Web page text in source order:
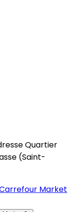
Quartier
(Saint-
Market